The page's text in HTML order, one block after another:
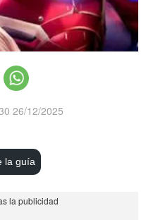
26/12/2025
la guía